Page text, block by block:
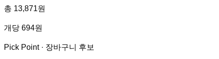
총 13,871원
개당 694원
Pick Point · 장바구니 후보